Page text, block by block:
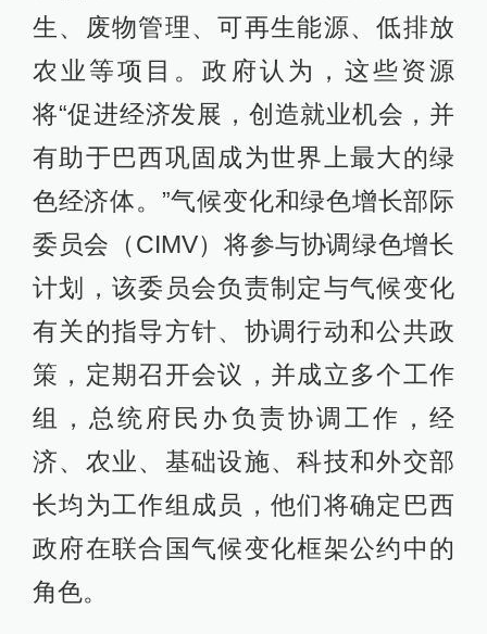
生、废物管理、可再生能源、低排放
农业等项目。政府认为，这些资源
将“促进经济发展，创造就业机会，并
有助于巴西巩固成为世界上最大的绿
色经济体。”气候变化和绿色增长部际
委员会（CIMV）将参与协调绿色增长
计划，该委员会负责制定与气候变化
有关的指导方针、协调行动和公共政
策，定期召开会议，并成立多个工作
组，总统府民办负责协调工作，经
济、农业、基础设施、科技和外交部
长均为工作组成员，他们将确定巴西
政府在联合国气候变化框架公约中的
角色。